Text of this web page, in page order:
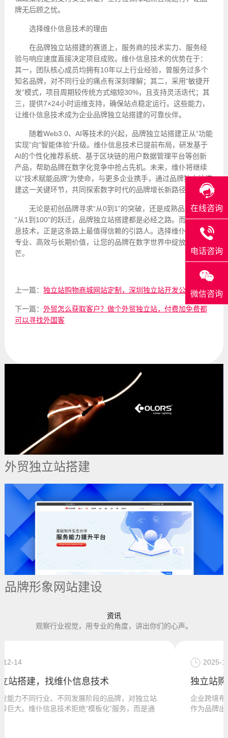
牌无后顾之忧。
选择维仆信息技术的理由
在品牌独立站搭建的赛道上，服务商的技术实力、服务经
验与响应速度直接决定项目成败。维仆信息技术的优势在于：
其一，团队核心成员均拥有10年以上行业经验，曾服务过多个
知名品牌，对不同行业的痛点有深刻理解；其二，采用“敏捷开
发”模式，项目周期较传统方式缩短30%，且支持灵活迭代；其
三，提供7×24小时运维支持，确保站点稳定运行。这些能力，
让维仆信息技术成为企业品牌独立站搭建的可靠伙伴。
随着Web3.0、AI等技术的兴起，品牌独立站搭建正从“功能
实现”向“智能体验”升级。维仆信息技术已提前布局，研发基于
AI的个性化推荐系统、基于区块链的用户数据管理平台等创新
产品，帮助品牌在数字化竞争中抢占先机。未来，维仆将继续
以“技术赋能品牌”为使命，与更多企业携手，通过品牌独立站搭
建这一关键环节，共同探索数字时代的品牌增长新路径。
无论是初创品牌寻求“从0到1”的突破，还是成熟品牌渴望
“从1到100”的跃迁，品牌独立站搭建都是必经之路。而维仆信
息技术，正是这条路上最值得信赖的引路人。选择维仆，选择
专业、高效与长期价值，让您的品牌在数字世界中绽放独特光
芒。
上一篇： 独立站购物商城网站定制，深圳独立站开发公司
下一篇： 外贸怎么获取客户？做个外贸独立站，付费加免费都
可以寻找外国客
外贸独立站搭建
品牌形象网站建设
资讯
观察行业视觉，用专业的角度，讲出你们的心声。
独立站购物商城网站定制，深圳独立站开发公
企业跨境布局已成为战略核心，而独立站购物商城网站定制
作为品牌出海的关键载体，正经历从“功能堆砌”到“价值创造
在线咨询
电话咨询
微信咨询